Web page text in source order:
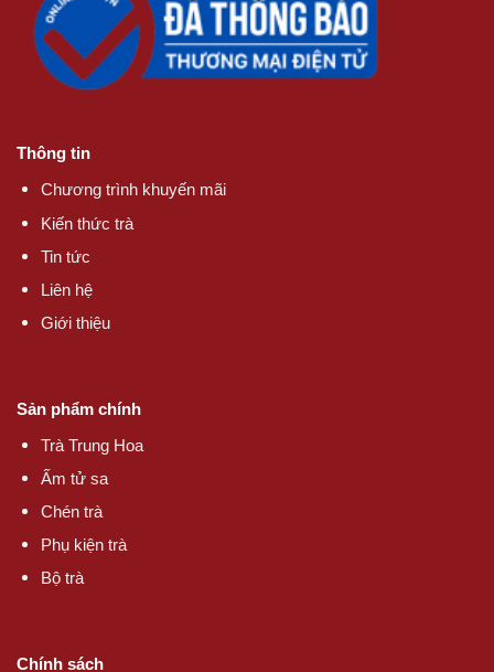
Thông tin
Chương trình khuyến mãi
Kiến thức trà
Tin tức
Liên hệ
Giới thiệu
Sản phẩm chính
Trà Trung Hoa
Ấm tử sa
Chén trà
Phụ kiện trà
Bộ trà
Chính sách